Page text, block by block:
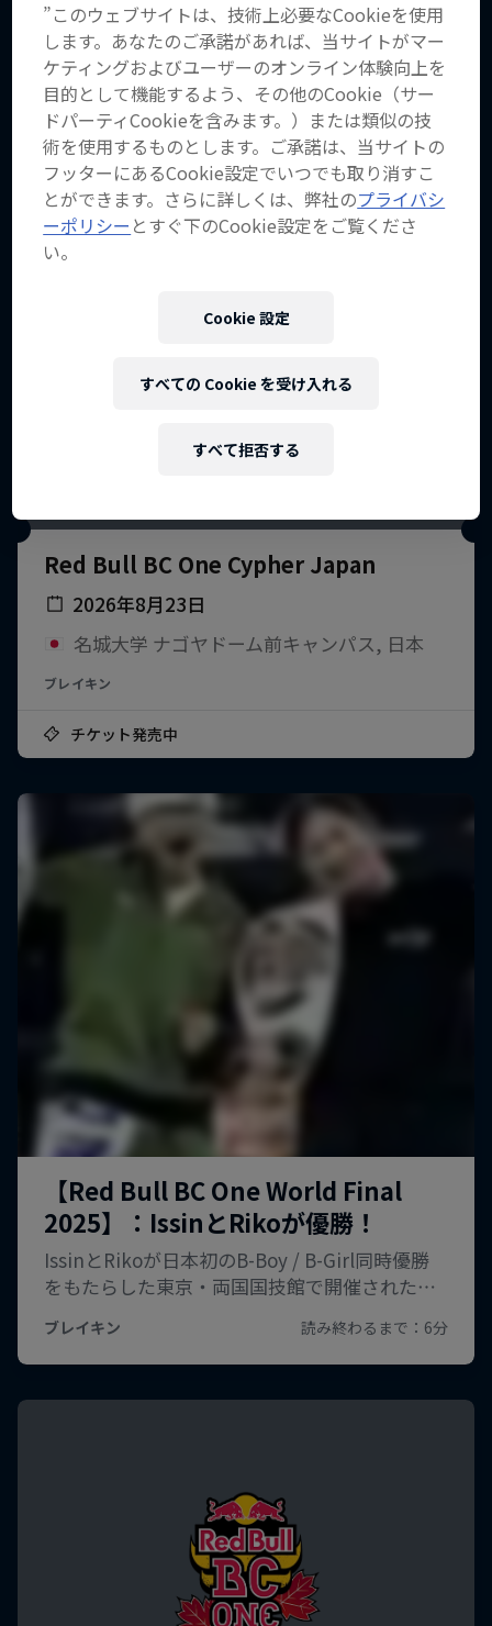
こちらもチェック！
ブレイクダンスシーンの悪童
1 シーズン · エピソード6
ダンス
ブレイキン・リアリティー
世界中のB-Boyがひとつの情熱を共有する
2 シーズン · エピソード10
ダンス
Red Bull BC One Cypher Japan
2026年8月23日
名城大学 ナゴヤドーム前キャンパス, 日本
ブレイキン
チケット発売中
”このウェブサイトは、技術上必要なCookieを使用
します。あなたのご承諾があれば、当サイトがマー
ケティングおよびユーザーのオンライン体験向上を
目的として機能するよう、その他のCookie（サー
ドパーティCookieを含みます。）または類似の技
術を使用するものとします。ご承諾は、当サイトの
フッターにあるCookie設定でいつでも取り消すこ
とができます。さらに詳しくは、弊社のプライバシ
ーポリシー とすぐ下のCookie設定をご覧くださ
い。
Cookie 設定
すべて拒否する
すべての Cookie を受け入れる